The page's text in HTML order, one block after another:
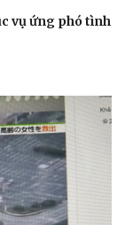
vụ ứng phó tình